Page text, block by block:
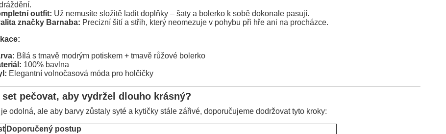
outfit: Už nemusíte složitě ladit doplňky – šaty a bolerko k sobě dokonale pasují.
značky Barnaba: Precizní šití a střih, který neomezuje v pohybu při hře ani na procházce.
Bílá s tmavě modrým potiskem + tmavě růžové bolerko
100% bavlna
Elegantní volnočasová móda pro holčičky
set pečovat, aby vydržel dlouho krásný?
odolná, ale aby barvy zůstaly syté a kytičky stále zářivé, doporučujeme dodržovat tyto kroky:
Doporučený postup